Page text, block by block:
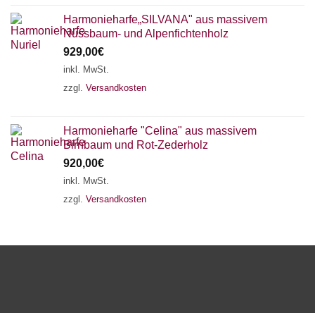
Harmonieharfe„SILVANA" aus massivem
Nussbaum- und Alpenfichtenholz
929,00€
inkl. MwSt.
zzgl. Versandkosten
Harmonieharfe "Celina" aus massivem
Birnbaum und Rot-Zederholz
920,00€
inkl. MwSt.
zzgl. Versandkosten